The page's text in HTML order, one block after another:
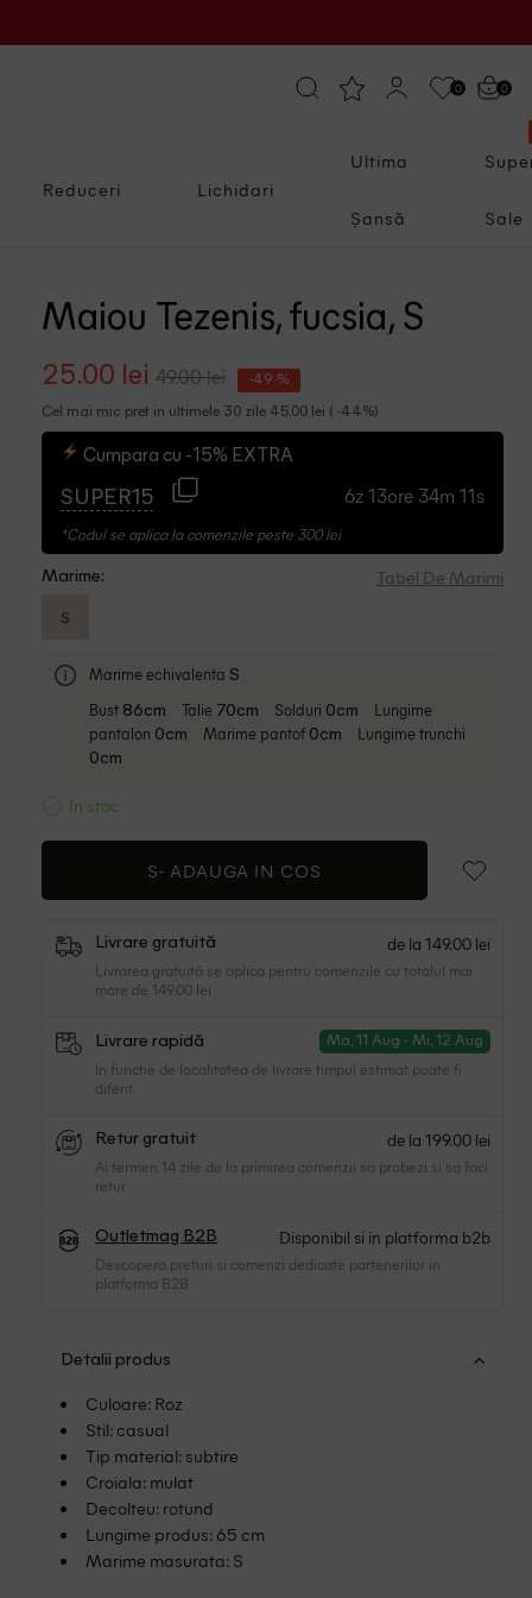
0 0
Reduceri Lichidari
Ultima
Șansă Sale
Maiou Tezenis, fucsia, S
25.00 lei 49.00 lei -49 %
Cel mai mic pret in ultimele 30 zile 45.00 lei ( -44%)
Cumpara cu -15% EXTRA
SUPER15 6z 13ore 34m 10s
*Codul se aplica la comenzile peste 300 lei
Marime: Tabel De Marimi
S
Marime echivalenta S
Bust 86cm Talie 70cm Solduri 0cm
Lungime
pantalon 0cm Marime pantof 0cm Lungime trunchi
0cm
In stoc
S- ADAUGA IN COS
Livrare gratuită de la 149.00 lei
Livrarea gratuită se aplica pentru comenzile cu totalul mai
mare de 149.00 lei
Livrare rapidă Ma, 11 Aug - Mi, 12 Aug
In functie de localitatea de livrare timpul estimat poate fi
diferit.
Retur gratuit de la 199.00 lei
Ai termen 14 zile de la primirea comenzii sa probezi si sa faci
retur.
Outletmag B2B Disponibil si in platforma b2b
Descopera preturi si comenzi dedicate partenerilor in
platforma B2B.
Detalii produs
Culoare: Roz
Stil: casual
Tip material: subtire
Croiala: mulat
Decolteu: rotund
Lungime produs: 65 cm
Marime masurata: S